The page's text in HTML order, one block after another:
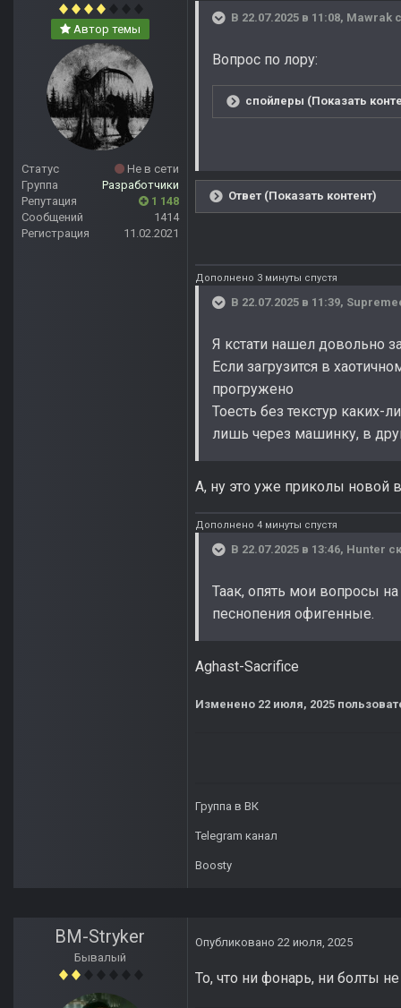
Автор темы
Статус
Не в сети
Группа
Разработчики
Репутация
1 148
Сообщений
1414
Регистрация
11.02.2021
В 22.07.2025 в 11:08, Mawrak
Вопрос по лору:
спойлеры (Показать
Ответ (Показать контент)
Дополнено 3 минуты спустя
В 22.07.2025 в 11:39,
Я кстати нашел довольно
Если загрузится в
прогружено
Тоесть без текстур каких-
лишь через машинку, в
А, ну это уже приколы новой
Дополнено 4 минуты спустя
В 22.07.2025 в 13:46, Hunter
Таак, опять мои вопросы
песнопения офигенные.
Aghast-Sacrifice
Изменено 22 июля, 2025
Группа в ВК
Telegram канал
Boosty
BM-Stryker
Бывалый
Опубликовано 22 июля, 2025
То, что ни фонарь, ни болты